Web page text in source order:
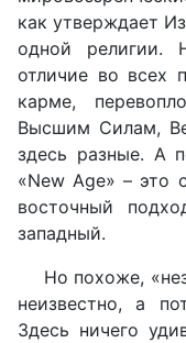
как утверждает
одной религии.
отличие во всех
карме,
Высшим Силам,
здесь разные. А
«New Age» – это
восточный
западный.
Но похоже,
неизвестно, а
Здесь ничего